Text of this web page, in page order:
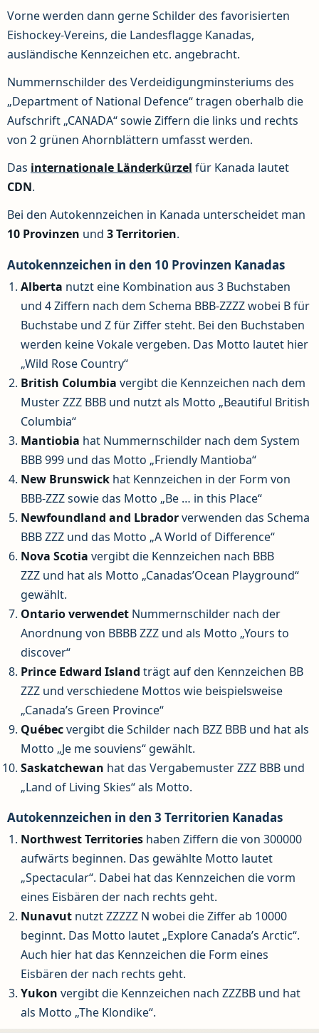
Vorne werden dann gerne Schilder des favorisierten
Eishockey-Vereins, die Landesflagge Kanadas,
ausländische Kennzeichen etc. angebracht.
Nummernschilder des Verdeidigungminsteriums des
„Department of National Defence“ tragen oberhalb die
Aufschrift „CANADA“ sowie Ziffern die links und rechts
von 2 grünen Ahornblättern umfasst werden.
Das internationale Länderkürzel für Kanada lautet
CDN.
Bei den Autokennzeichen in Kanada unterscheidet man
10 Provinzen und 3 Territorien.
Autokennzeichen in den 10 Provinzen Kanadas
Alberta nutzt eine Kombination aus 3 Buchstaben
und 4 Ziffern nach dem Schema BBB-ZZZZ wobei B für
Buchstabe und Z für Ziffer steht. Bei den Buchstaben
werden keine Vokale vergeben. Das Motto lautet hier
„Wild Rose Country“
British Columbia vergibt die Kennzeichen nach dem
Muster ZZZ BBB und nutzt als Motto „Beautiful British
Columbia“
Mantiobia hat Nummernschilder nach dem System
BBB 999 und das Motto „Friendly Mantioba“
New Brunswick hat Kennzeichen in der Form von
BBB-ZZZ sowie das Motto „Be … in this Place“
Newfoundland and Lbradorverwenden das Schema
BBB ZZZ und das Motto „A World of Difference“
Nova Scotia vergibt die Kennzeichen nach BBB
ZZZ und hat als Motto „Canadas’Ocean Playground“
gewählt.
Ontario verwendet Nummernschilder nach der
Anordnung von BBBB ZZZ und als Motto „Yours to
discover“
Prince Edward Island trägt auf den Kennzeichen BB
ZZZ und verschiedene Mottos wie beispielsweise
„Canada’s Green Province“
Québecvergibt die Schilder nach BZZ BBB und hat als
Motto „Je me souviens“ gewählt.
Saskatchewan hat das Vergabemuster ZZZ BBB und
„Land of Living Skies“ als Motto.
Autokennzeichen in den 3 Territorien Kanadas
Northwest Territories haben Ziffern die von 300000
aufwärts beginnen. Das gewählte Motto lautet
„Spectacular“. Dabei hat das Kennzeichen die vorm
eines Eisbären der nach rechts geht.
Nunavut nutzt ZZZZZ N wobei die Ziffer ab 10000
beginnt. Das Motto lautet „Explore Canada’s Arctic“.
Auch hier hat das Kennzeichen die Form eines
Eisbären der nach rechts geht.
Yukon vergibt die Kennzeichen nach ZZZBB und hat
als Motto „The Klondike“.